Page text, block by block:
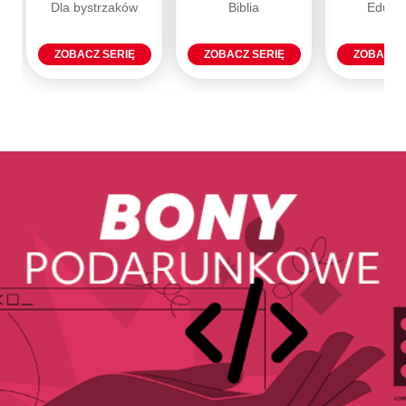
Dla bystrzaków
ZOBACZ SERIĘ
Biblia
ZOBACZ SERIĘ ZOBACZ